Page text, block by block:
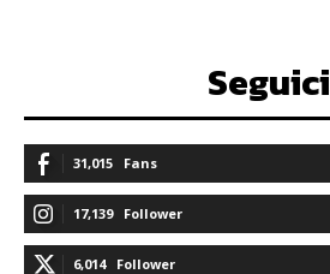
Seguici
31,015 Fans
17,139 Follower
6,014 Follower